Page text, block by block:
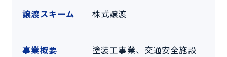
譲渡スキーム 株式譲渡
事業概要
塗装工事業、交通安全施設